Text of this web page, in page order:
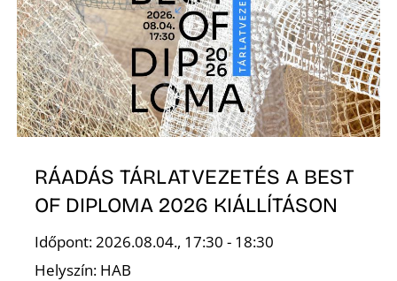
RÁADÁS TÁRLATVEZETÉS A BEST
OF DIPLOMA 2026 KIÁLLÍTÁSON
Időpont: 2026.08.04., 17:30 - 18:30
Helyszín: HAB